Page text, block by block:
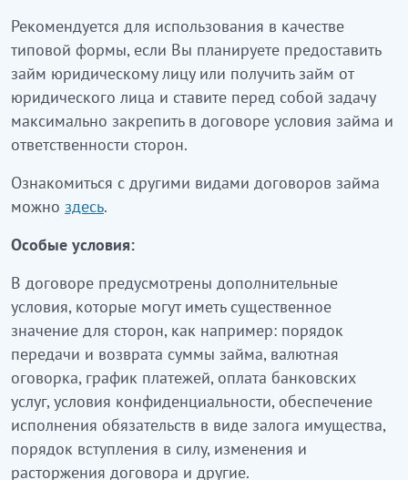
Рекомендуется для использования в качестве
типовой формы, если Вы планируете предоставить
займ юридическому лицу или получить займ от
юридического лица и ставите перед собой задачу
максимально закрепить в договоре условия займа и
ответственности сторон.
Ознакомиться с другими видами договоров займа
можно здесь.
Особые условия:
В договоре предусмотрены дополнительные
условия, которые могут иметь существенное
значение для сторон, как например: порядок
передачи и возврата суммы займа, валютная
оговорка, график платежей, оплата банковских
услуг, условия конфиденциальности, обеспечение
исполнения обязательств в виде залога имущества,
порядок вступления в силу, изменения и
расторжения договора и другие.